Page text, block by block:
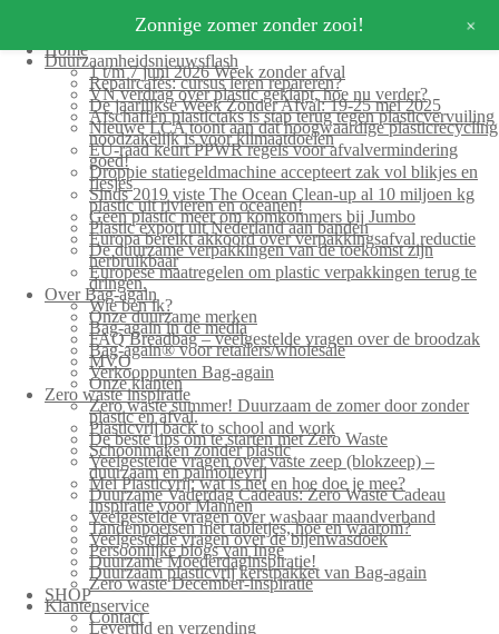
Home
Duurzaamheidsnieuwsflash
1 t/m 7 juni 2026 Week zonder afval
Repaircafés: cursus leren repareren?
VN verdrag over plastic geklapt, hoe nu verder?
De jaarlijkse Week Zonder Afval: 19-25 mei 2025
Afschaffen plastictaks is stap terug tegen plasticvervuiling
Nieuwe LCA toont aan dat hoogwaardige plasticrecycling
noodzakelijk is voor klimaatdoelen
EU-raad keurt PPWR regels voor afvalvermindering
goed!
Droppie statiegeldmachine accepteert zak vol blikjes en
flesjes
Sinds 2019 viste The Ocean Clean-up al 10 miljoen kg
plastic uit rivieren en oceanen!
Geen plastic meer om komkommers bij Jumbo
Plastic export uit Nederland aan banden
Europa bereikt akkoord over verpakkingsafval reductie
De duurzame verpakkingen van de toekomst zijn
herbruikbaar
Europese maatregelen om plastic verpakkingen terug te
dringen.
Over Bag-again
Wie ben ik?
Onze duurzame merken
Bag-again in de media
FAQ Breadbag – veelgestelde vragen over de broodzak
Bag-again® voor retailers/wholesale
MVO
Verkooppunten Bag-again
Onze klanten
Zero waste inspiratie
Zero waste summer! Duurzaam de zomer door zonder
plastic en afval.
Plasticvrij back to school and work
De beste tips om te starten met Zero Waste
Schoonmaken zonder plastic
Veelgestelde vragen over vaste zeep (blokzeep) –
duurzaam en palmolievrij
Mei Plasticvrij: wat is het en hoe doe je mee?
Duurzame Vaderdag Cadeaus: Zero Waste Cadeau
Inspiratie voor Mannen
Veelgestelde vragen over wasbaar maandverband
Tandenpoetsen met tabletjes, hoe en waarom?
Veelgestelde vragen over de bijenwasdoek
Persoonlijke blogs van Inge
Duurzame Moederdaginspiratie!
Duurzaam plasticvrij kerstpakket van Bag-again
Zero waste December-inspiratie
SHOP
Klantenservice
Contact
Levertijd en verzending
Zonnige zomer zonder zooi! +